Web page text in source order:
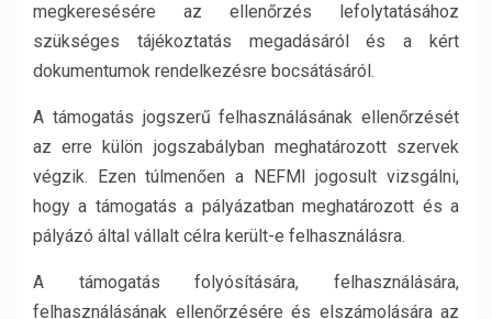
megkeresésére az ellenőrzés lefolytatásához
szükséges tájékoztatás megadásáról és a kért
dokumentumok rendelkezésre bocsátásáról.
A támogatás jogszerű felhasználásának ellenőrzését
az erre külön jogszabályban meghatározott szervek
végzik. Ezen túlmenően a NEFMI jogosult vizsgálni,
hogy a támogatás a pályázatban meghatározott és a
pályázó által vállalt célra került-e felhasználásra.
A támogatás folyósítására, felhasználására,
felhasználásának ellenőrzésére és elszámolására az